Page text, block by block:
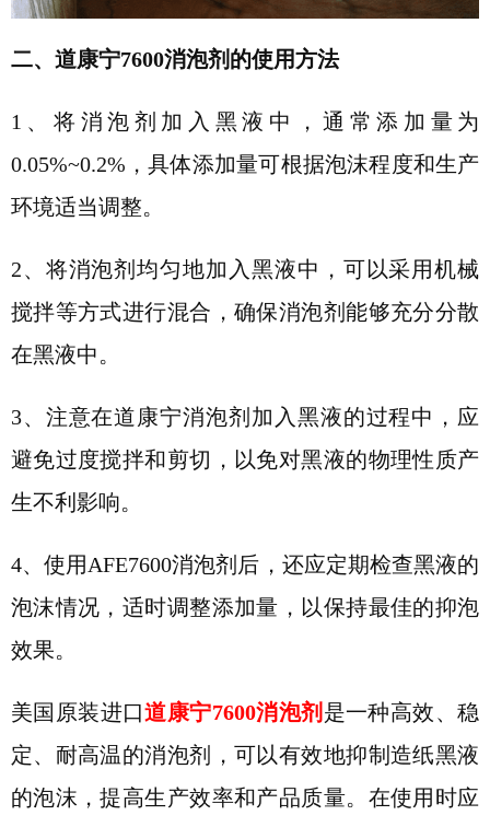
二、 道康宁7600消泡剂的使用方法
1、将消泡剂加入黑液中，通常添加量为
0.05%~0.2%，具体添加量可根据泡沫程度和生产
环境适当调整。
2、 将消泡剂均匀地加入黑液中，可以采用机械
搅拌等方式进行混合，确保消泡剂能够充分分散
在黑液中。
3、 注意在道康宁消泡剂加入黑液的过程中，应
避免过度搅拌和剪切，以免对黑液的物理性质产
生不利影响。
4、 使用AFE7600消泡剂后，还应定期检查黑液的
泡沫情况，适时调整添加量，以保持最佳的抑泡
效果。
美国原装进口道康宁7600消泡剂 是一种高效、稳
定、耐高温的消泡剂，可以有效地抑制造纸黑液
的泡沫，提高生产效率和产品质量。在使用时应